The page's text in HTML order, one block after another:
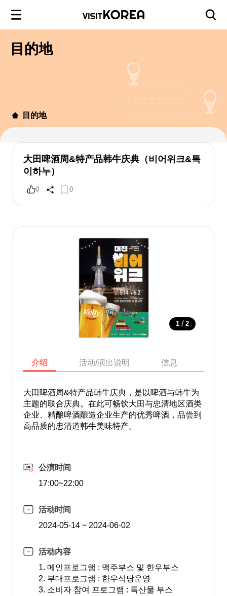
目的地
目的地
大田啤酒周&特产品韩牛庆典（비어위크&특
이하누）
0 0
1 / 2
介绍 活动/演出说明 信息
大田啤酒周&特产品韩牛庆典，是以啤酒与韩牛为
主题的联合庆典。在此可畅饮大田与忠清地区酒类
企业、精酿啤酒酿造企业生产的优秀啤酒，品尝到
高品质的忠清道韩牛美味特产。
公演时间
17:00~22:00
活动时间
2024-05-14 ~ 2024-06-02
活动内容
1. 메인프로그램 : 맥주부스 및 한우부스
2. 부대프로그램 : 한우식당운영
3. 소비자 참여 프로그램 : 특산물 부스